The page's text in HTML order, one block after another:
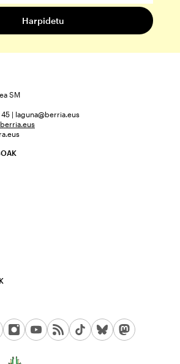
SM
| laguna@berria.eus